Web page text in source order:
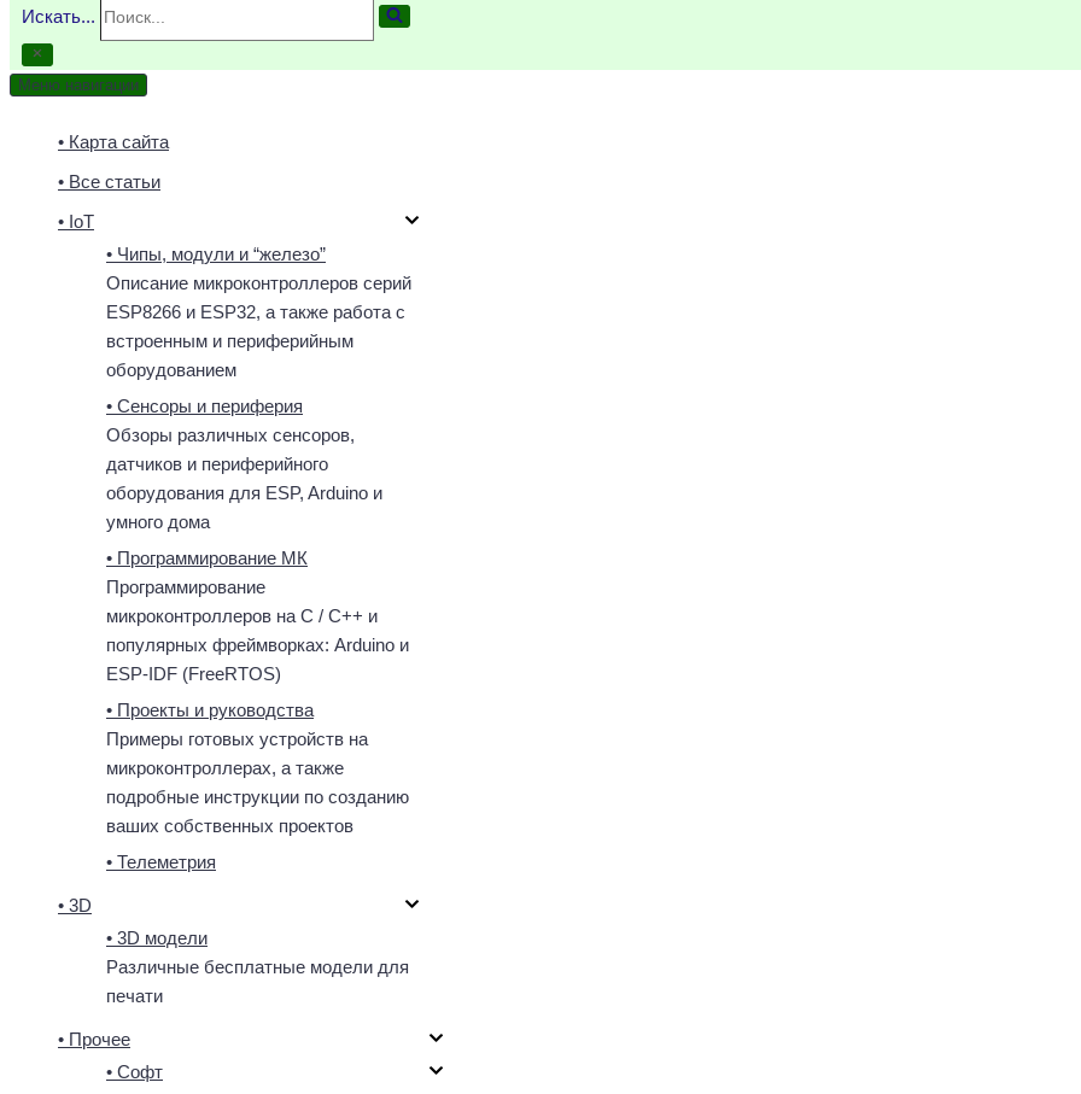
Искать...
Меню навигации
• Карта сайта
• Все статьи
• IoT
• Чипы, модули и “железо”
Описание микроконтроллеров серий
ESP8266 и ESP32, а также работа с
встроенным и периферийным
оборудованием
• Сенсоры и периферия
Обзоры различных сенсоров,
датчиков и периферийного
оборудования для ESP, Arduino и
умного дома
• Программирование МК
Программирование
микроконтроллеров на C / C++ и
популярных фреймворках: Arduino и
ESP-IDF (FreeRTOS)
• Проекты и руководства
Примеры готовых устройств на
микроконтроллерах, а также
подробные инструкции по созданию
ваших собственных проектов
• Телеметрия
• 3D
• 3D модели
Различные бесплатные модели для
печати
• Прочее
• Софт